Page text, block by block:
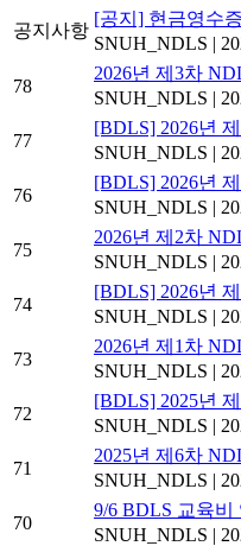
공지사항
[공지] 현금영수
SNUH_NDLS |
78
2026년 제3차
SNUH_NDLS |
77
[BDLS] 2026년
SNUH_NDLS |
76
[BDLS] 2026년
SNUH_NDLS |
75
2026년 제2차
SNUH_NDLS |
74
[BDLS] 2026년
SNUH_NDLS |
73
2026년 제1차
SNUH_NDLS |
72
[BDLS] 2025년
SNUH_NDLS |
71
2025년 제6차
SNUH_NDLS |
70
9/6 BDLS 교육비
SNUH_NDLS |